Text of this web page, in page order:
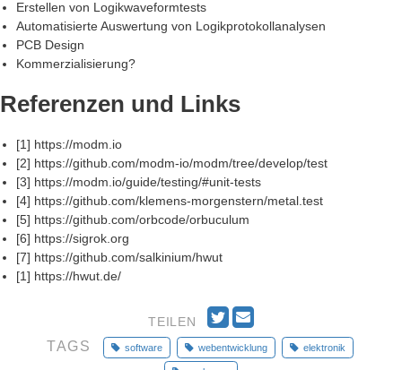
Erstellen von Logikwaveformtests
Automatisierte Auswertung von Logikprotokollanalysen
PCB Design
Kommerzialisierung?
Referenzen und Links
[1] https://modm.io
[2] https://github.com/modm-io/modm/tree/develop/test
[3] https://modm.io/guide/testing/#unit-tests
[4] https://github.com/klemens-morgenstern/metal.test
[5] https://github.com/orbcode/orbuculum
[6] https://sigrok.org
[7] https://github.com/salkinium/hwut
[1] https://hwut.de/
TEILEN
T
w
i
E
m
a
TAGS software webentwicklung elektronik